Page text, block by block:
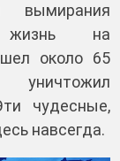
вымирания
на
около 65
чудесные,
навсегда.